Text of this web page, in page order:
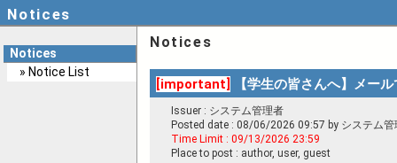
Notices
Notices
» Notice List
Notices
[important] 【学生の皆さんへ】メー
Issuer : システム管理者
Posted date : 08/06/2026 09:57 by システム
Time Limit : 09/13/2026 23:59
Place to post : author, user, guest